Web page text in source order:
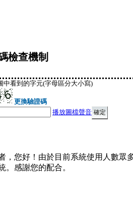
檢查機制
中看到的字元(字母區分大小寫)
更換驗證碼
播放圖檔聲音
，您好！由於目前系統使用人數眾
。感謝您的配合。